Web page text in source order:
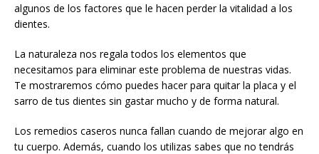
algunos de los factores que le hacen perder la vitalidad a los
dientes.
La naturaleza nos regala todos los elementos que
necesitamos para eliminar este problema de nuestras vidas.
Te mostraremos cómo puedes hacer para quitar la placa y el
sarro de tus dientes sin gastar mucho y de forma natural.
Los remedios caseros nunca fallan cuando de mejorar algo en
tu cuerpo. Además, cuando los utilizas sabes que no tendrás